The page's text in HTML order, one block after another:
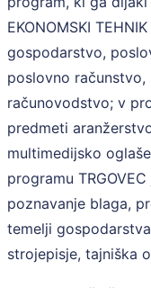
EKONOMSKI
gospodarstvo,
poslovno
računovodstvo; v
predmeti
multimedijsko
programu
poznavanje blaga,
temelji
strojepisje, tajniška